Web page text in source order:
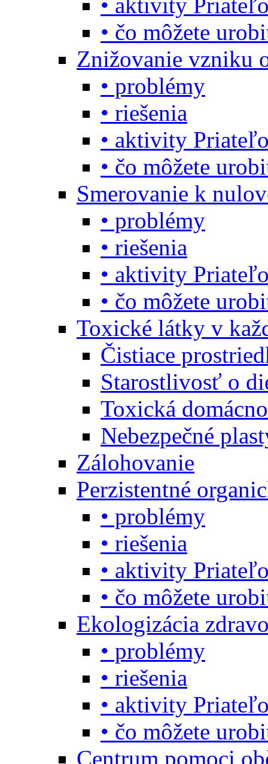
• čo môžete
Znižovanie vzniku
• problémy
• riešenia
• aktivity
• čo môžete
Smerovanie k
• problémy
• riešenia
• aktivity
• čo môžete
Toxické látky v
Čistiace
Starostlivosť o
Toxická
Nebezpečné
Zálohovanie
Perzistentné
• problémy
• riešenia
• aktivity
• čo môžete
Ekologizácia
• problémy
• riešenia
• aktivity
• čo môžete
Centrum pomoci